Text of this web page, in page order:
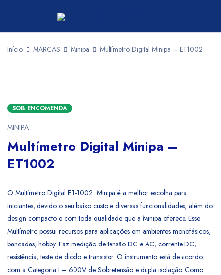
Início MARCAS Minipa Multímetro Digital Minipa – ET1002
SOB ENCOMENDA
MINIPA
Multímetro Digital Minipa –
ET1002
O Multímetro Digital ET-1002 Minipa é a melhor escolha para
iniciantes, devido o seu baixo custo e diversas funcionalidades, além do
design compacto e com toda qualidade que a Minipa oferece. Esse
Multímetro possui recursos para aplicações em ambientes monofásicos,
bancadas, hobby. Faz medição de tensão DC e AC, corrente DC,
resistência, teste de diodo e transistor. O instrumento está de acordo
com a Categoria I – 600V de Sobretensão e dupla isolação. Como